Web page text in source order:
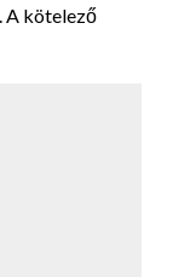
A kötelező